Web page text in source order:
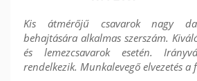
Kis átmérőjű csavarok nagy
behajtására alkalmas szerszám.
és lemezcsavarok esetén.
rendelkezik. Munkalevegő elvezetés a